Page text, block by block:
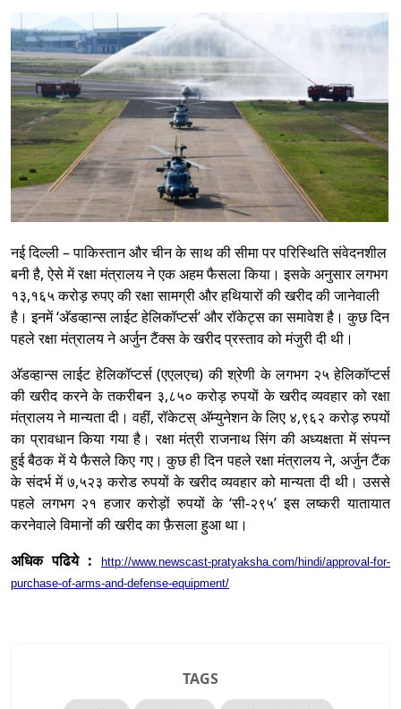
नई दिल्ली – पाकिस्तान और चीन के साथ की सीमा पर परिस्थिति संवेदनशील
बनी है, ऐसे में रक्षा मंत्रालय ने एक अहम फैसला किया। इसके अनुसार लगभग
१३,१६५ करोड़ रुपए की रक्षा सामग्री और हथियारों की खरीद की जानेवाली
है। इनमें ‘अ‍ॅडव्हान्स लाईट हेलिकॉप्टर्स’ और रॉकेट्स का समावेश है। कुछ दिन
पहले रक्षा मंत्रालय ने अर्जुन टैंक्स के खरीद प्रस्ताव को मंजुरी दी थी।
अ‍ॅडव्हान्स लाईट हेलिकॉप्टर्स (एएलएच) की श्रेणी के लगभग २५ हेलिकॉप्टर्स
की खरीद करने के तकरीबन ३,८५० करोड़ रुपयों के खरीद व्यवहार को रक्षा
मंत्रालय ने मान्यता दी। वहीं, रॉकेटस् अ‍ॅम्युनेशन के लिए ४,९६२ करोड़ रुपयों
का प्रावधान किया गया है। रक्षा मंत्री राजनाथ सिंग की अध्यक्षता में संपन्न
हुई बैठक में ये फैसले किए गए। कुछ ही दिन पहले रक्षा मंत्रालय ने, अर्जुन टैंक
के संदर्भ में ७,५२३ करोड रुपयों के खरीद व्यवहार को मान्यता दी थी। उससे
पहले लगभग २१ हजार करोड़ों रुपयों के ‘सी-२९५’ इस लष्करी यातायात
करनेवाले विमानों की खरीद का फ़ैसला हुआ था।
अधिक पढिये :
http://www.newscast-pratyaksha.com/hindi/approval-for-
purchase-of-arms-and-defense-equipment/
TAGS